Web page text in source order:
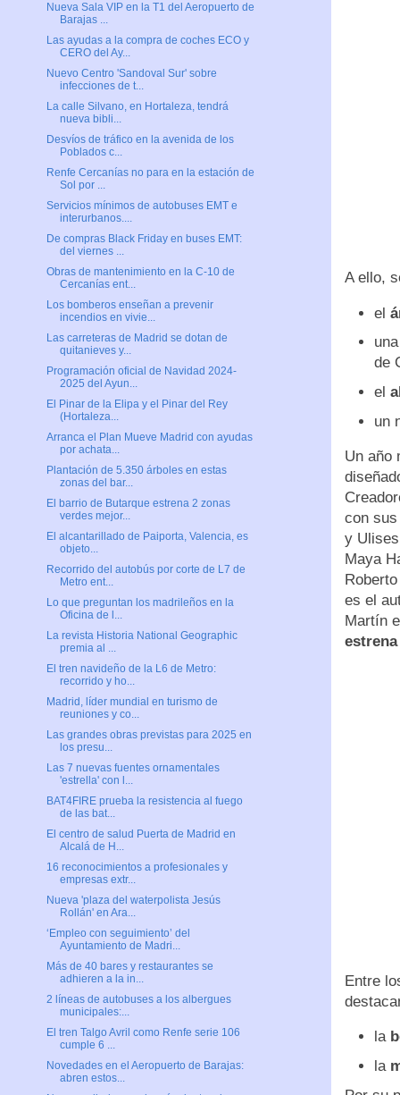
A ello,
el
de
el
un
Un año
con
y
Maya
es el
Martín
Entre
la
la
Nueva Sala VIP en la T1 del Aeropuerto de
Barajas ...
Las ayudas a la compra de coches ECO y
CERO del Ay...
Nuevo Centro 'Sandoval Sur' sobre
infecciones de t...
La calle Silvano, en Hortaleza, tendrá
nueva bibli...
Desvíos de tráfico en la avenida de los
Poblados c...
Renfe Cercanías no para en la estación de
Sol por ...
Servicios mínimos de autobuses EMT e
interurbanos....
De compras Black Friday en buses EMT:
del viernes ...
Obras de mantenimiento en la C-10 de
Cercanías ent...
Los bomberos enseñan a prevenir
incendios en vivie...
Las carreteras de Madrid se dotan de
quitanieves y...
Programación oficial de Navidad 2024-
2025 del Ayun...
El Pinar de la Elipa y el Pinar del Rey
(Hortaleza...
Arranca el Plan Mueve Madrid con ayudas
por achata...
Plantación de 5.350 árboles en estas
zonas del bar...
El barrio de Butarque estrena 2 zonas
verdes mejor...
El alcantarillado de Paiporta, Valencia, es
objeto...
Recorrido del autobús por corte de L7 de
Metro ent...
Lo que preguntan los madrileños en la
Oficina de l...
La revista Historia National Geographic
premia al ...
El tren navideño de la L6 de Metro:
recorrido y ho...
Madrid, líder mundial en turismo de
reuniones y co...
Las grandes obras previstas para 2025 en
los presu...
Las 7 nuevas fuentes ornamentales
'estrella' con l...
BAT4FIRE prueba la resistencia al fuego
de las bat...
El centro de salud Puerta de Madrid en
Alcalá de H...
16 reconocimientos a profesionales y
empresas extr...
Nueva 'plaza del waterpolista Jesús
Rollán' en Ara...
‘Empleo con seguimiento’ del
Ayuntamiento de Madri...
Más de 40 bares y restaurantes se
adhieren a la in...
2 líneas de autobuses a los albergues
municipales:...
El tren Talgo Avril como Renfe serie 106
cumple 6 ...
Novedades en el Aeropuerto de Barajas:
abren estos...